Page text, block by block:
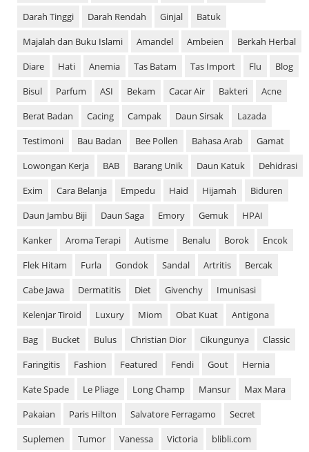
Darah Tinggi
Darah Rendah Ginjal
Batuk
Majalah dan Buku Islami
Amandel Ambeien
Berkah Herbal
Diare
Hati Anemia Tas Batam Tas Import Flu
Blog
Bisul
Parfum ASI Bekam Cacar Air Bakteri
Acne
Berat Badan
Cacing Campak Daun Sirsak
Lazada
Testimoni
Bau Badan Bee Pollen Bahasa Arab
Gamat
Lowongan Kerja
BAB Barang Unik Daun Katuk
Dehidrasi
Exim
Cara Belanja Empedu Haid Hijamah
Biduren
Daun Jambu Biji
Daun Saga Emory Gemuk
HPAI
Kanker
Aroma Terapi Autisme Benalu Borok
Encok
Flek Hitam
Furla Gondok Sandal Artritis
Bercak
Cabe Jawa
Dermatitis Diet Givenchy
Imunisasi
Kelenjar Tiroid
Luxury Miom Obat Kuat
Antigona
Bag
Bucket Bulus Christian Dior Cikungunya
Classic
Faringitis
Fashion Featured Fendi Gout
Hernia
Kate Spade
Le Pliage Long Champ Mansur
Max Mara
Pakaian
Paris Hilton Salvatore Ferragamo
Secret
Suplemen
Tumor Vanessa Victoria blibli.com